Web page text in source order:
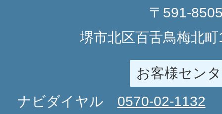
〒591-
堺市北区百舌鳥梅北
お客様セン
ナビダイヤル 0570-02-1132